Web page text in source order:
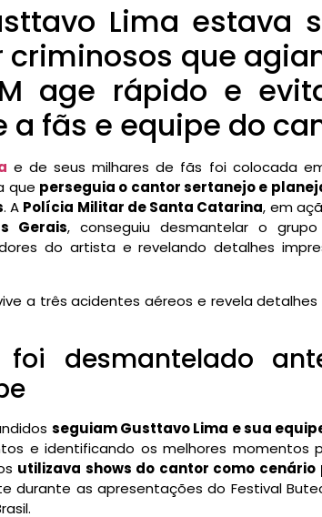
Lima estava
que
age rápido e
a fãs e equipe do
e de seus milhares de fãs foi colocada
que perseguia o cantor sertanejo e
. A Polícia Militar de Santa Catarina, em
Gerais, conseguiu desmantelar o grupo
do artista e revelando detalhes
a três acidentes aéreos e revela
foi desmantelado
seguiam Gusttavo Lima e sua
e identificando os melhores momentos
utilizava shows do cantor como cenário
durante as apresentações do Festival